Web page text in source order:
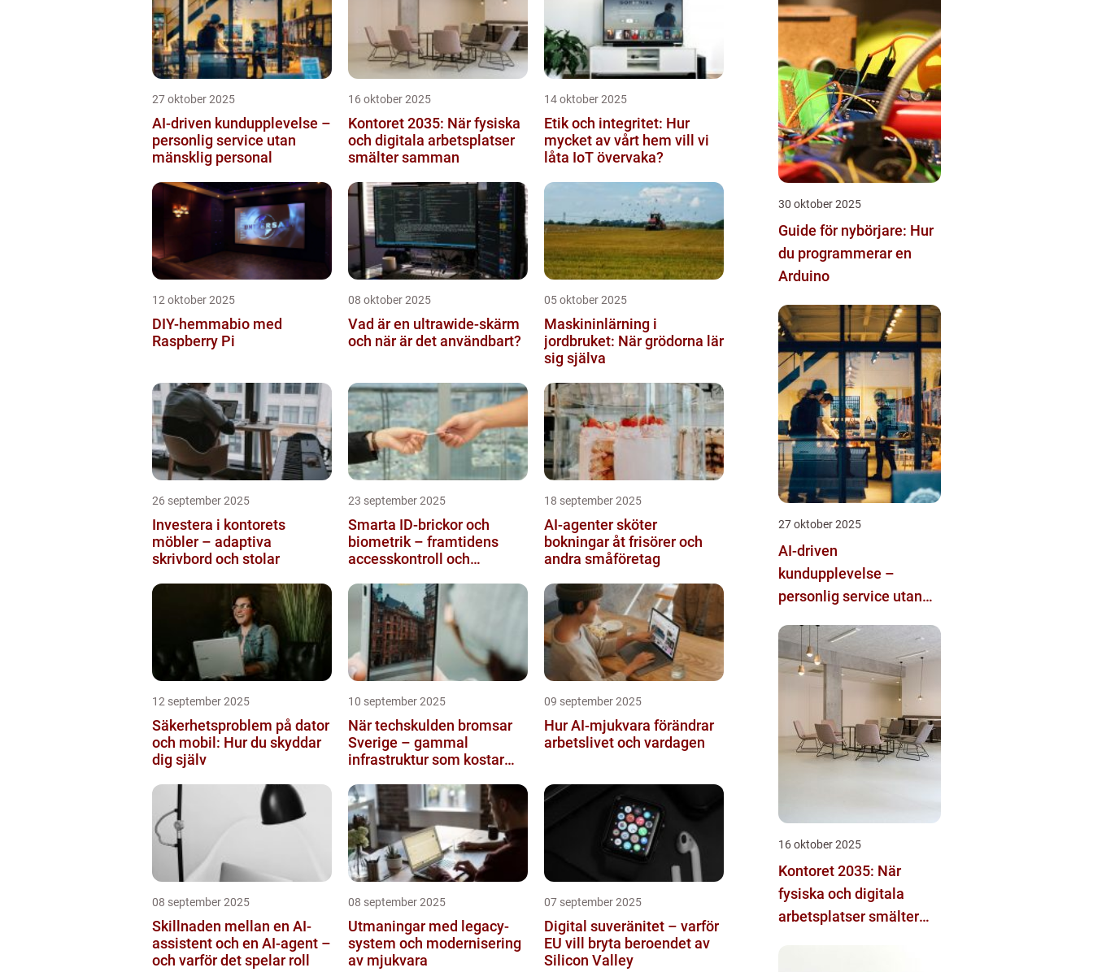
27 oktober 2025
AI-driven kundupplevelse –
personlig service utan
mänsklig personal
16 oktober 2025
Kontoret 2035: När fysiska
och digitala arbetsplatser
smälter samman
14 oktober 2025
Etik och integritet: Hur
mycket av vårt hem vill vi
låta IoT övervaka?
12 oktober 2025
DIY-hemmabio med
Raspberry Pi
08 oktober 2025
Vad är en ultrawide-skärm
och när är det användbart?
05 oktober 2025
Maskininlärning i
jordbruket: När grödorna lär
sig själva
26 september 2025
Investera i kontorets
möbler – adaptiva
skrivbord och stolar
23 september 2025
Smarta ID-brickor och
biometrik – framtidens
accesskontroll och
18 september 2025
AI-agenter sköter
bokningar åt frisörer och
andra småföretag
12 september 2025
Säkerhetsproblem på dator
och mobil: Hur du skyddar
dig själv
10 september 2025
När techskulden bromsar
Sverige – gammal
infrastruktur som kostar
09 september 2025
Hur AI-mjukvara förändrar
arbetslivet och vardagen
08 september 2025
Skillnaden mellan en AI-
assistent och en AI-agent –
och varför det spelar roll
08 september 2025
Utmaningar med legacy-
system och modernisering
av mjukvara
07 september 2025
Digital suveränitet – varför
EU vill bryta beroendet av
Silicon Valley
30 oktober 2025
Guide för nybörjare: Hur
du programmerar en
Arduino
27 oktober 2025
AI-driven
kundupplevelse –
personlig service utan
16 oktober 2025
Kontoret 2035: När
fysiska och digitala
arbetsplatser smälter